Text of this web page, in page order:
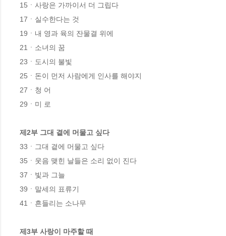
15ㆍ사랑은 가까이서 더 그립다
17ㆍ실수한다는 것
19ㆍ내 영과 육의 잔물결 위에
21ㆍ소녀의 꿈
23ㆍ도시의 불빛
25ㆍ돈이 먼저 사람에게 인사를 해야지
27ㆍ청 어
29ㆍ미 로
제2부 그대 곁에 머물고 싶다
33ㆍ그대 곁에 머물고 싶다
35ㆍ웃음 맺힌 날들은 소리 없이 진다
37ㆍ빛과 그늘
39ㆍ말세의 표류기
41ㆍ흔들리는 소나무
제3부 사랑이 마주할 때